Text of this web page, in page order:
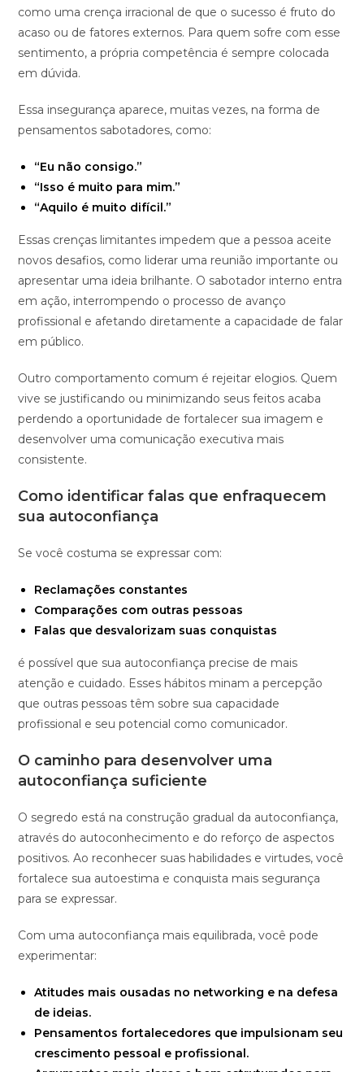
como uma crença irracional de que o sucesso é fruto do
acaso ou de fatores externos. Para quem sofre com esse
sentimento, a própria competência é sempre colocada
em dúvida.
Essa insegurança aparece, muitas vezes, na forma de
pensamentos sabotadores, como:
“Eu não consigo.”
“Isso é muito para mim.”
“Aquilo é muito difícil.”
Essas crenças limitantes impedem que a pessoa aceite
novos desafios, como liderar uma reunião importante ou
apresentar uma ideia brilhante. O sabotador interno entra
em ação, interrompendo o processo de avanço
profissional e afetando diretamente a capacidade de falar
em público.
Outro comportamento comum é rejeitar elogios. Quem
vive se justificando ou minimizando seus feitos acaba
perdendo a oportunidade de fortalecer sua imagem e
desenvolver uma comunicação executiva mais
consistente.
Como identificar falas que enfraquecem
sua autoconfiança
Se você costuma se expressar com:
Reclamações constantes
Comparações com outras pessoas
Falas que desvalorizam suas conquistas
é possível que sua autoconfiança precise de mais
atenção e cuidado. Esses hábitos minam a percepção
que outras pessoas têm sobre sua capacidade
profissional e seu potencial como comunicador.
O caminho para desenvolver uma
autoconfiança suficiente
O segredo está na construção gradual da autoconfiança,
através do autoconhecimento e do reforço de aspectos
positivos. Ao reconhecer suas habilidades e virtudes, você
fortalece sua autoestima e conquista mais segurança
para se expressar.
Com uma autoconfiança mais equilibrada, você pode
experimentar:
Atitudes mais ousadas no networking e na defesa
de ideias.
Pensamentos fortalecedores que impulsionam seu
crescimento pessoal e profissional.